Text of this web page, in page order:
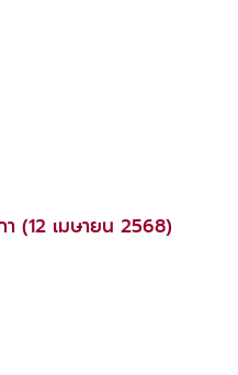
(12 เมษายน 2568)